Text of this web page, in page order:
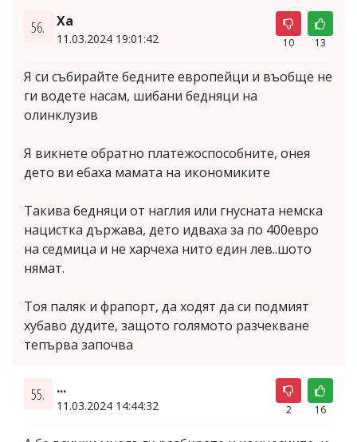
56. Ха
11.03.2024 19:01:42 10 13
Я си събирайте бедните европейци и въобще не
ги водете насам, шибани бедняци на
олинклузив
Я викнете обратно платежоспособните, онея
дето ви ебаха мамата на икономиките
Такива бедняци от наглия или гнусната немска
нацистка държава, дето идваха за по 400евро
на седмица и не харчеха нито един лев..шото
нямат.
Тоя паляк и фрапорт, да ходят да си подмият
хубаво дудите, защото голямото разчекване
тепърва започва
55. ...
11.03.2024 14:44:32 2 16